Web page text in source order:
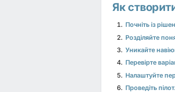
Як
Почніть із
Розділяйте
Уникайте
Перевірте
Налаштуйте
Проведіть пілот.